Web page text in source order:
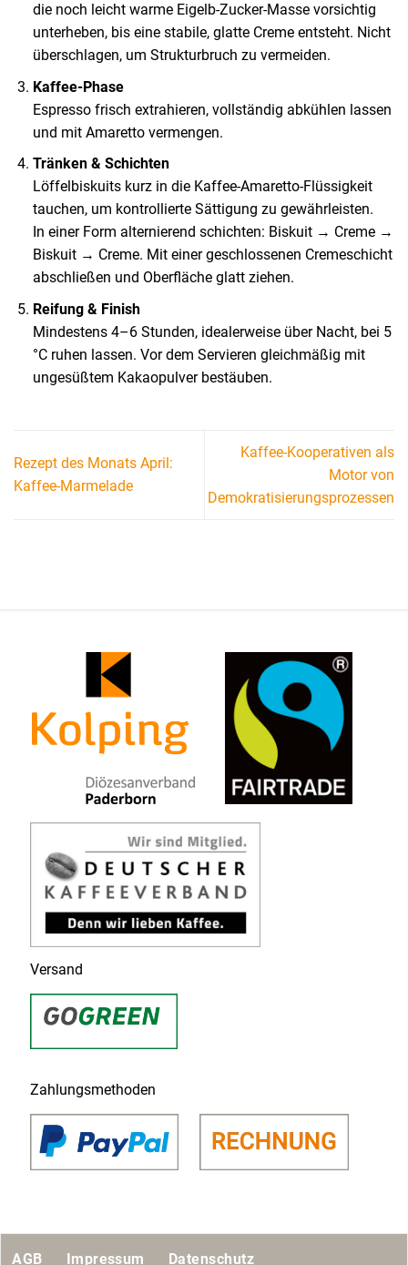
die noch leicht warme Eigelb-Zucker-Masse vorsichtig
unterheben, bis eine stabile, glatte Creme entsteht. Nicht
überschlagen, um Strukturbruch zu vermeiden.
Kaffee-Phase
Espresso frisch extrahieren, vollständig abkühlen lassen
und mit Amaretto vermengen.
Tränken & Schichten
Löffelbiskuits kurz in die Kaffee-Amaretto-Flüssigkeit
tauchen, um kontrollierte Sättigung zu gewährleisten.
In einer Form alternierend schichten: Biskuit → Creme →
Biskuit → Creme. Mit einer geschlossenen Cremeschicht
abschließen und Oberfläche glatt ziehen.
Reifung & Finish
Mindestens 4–6 Stunden, idealerweise über Nacht, bei 5
°C ruhen lassen. Vor dem Servieren gleichmäßig mit
ungesüßtem Kakaopulver bestäuben.
Rezept des Monats April:
Kaffee-Marmelade
Kaffee-Kooperativen als
Motor von
Demokratisierungsprozessen
Versand
Zahlungsmethoden
AGB Impressum Datenschutz